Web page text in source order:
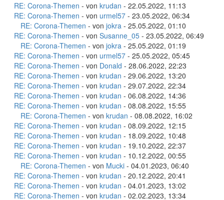
RE: Corona-Themen - von krudan - 22.05.2022, 11:13
RE: Corona-Themen - von urmel57 - 23.05.2022, 06:34
RE: Corona-Themen - von jokra - 25.05.2022, 01:10
RE: Corona-Themen - von Susanne_05 - 23.05.2022, 06:49
RE: Corona-Themen - von jokra - 25.05.2022, 01:19
RE: Corona-Themen - von urmel57 - 25.05.2022, 05:45
RE: Corona-Themen - von Donald - 28.06.2022, 22:23
RE: Corona-Themen - von krudan - 29.06.2022, 13:20
RE: Corona-Themen - von krudan - 29.07.2022, 22:34
RE: Corona-Themen - von krudan - 06.08.2022, 14:36
RE: Corona-Themen - von krudan - 08.08.2022, 15:55
RE: Corona-Themen - von krudan - 08.08.2022, 16:02
RE: Corona-Themen - von krudan - 08.09.2022, 12:15
RE: Corona-Themen - von krudan - 18.09.2022, 10:48
RE: Corona-Themen - von krudan - 19.10.2022, 22:37
RE: Corona-Themen - von krudan - 10.12.2022, 00:55
RE: Corona-Themen - von Mucki - 04.01.2023, 06:40
RE: Corona-Themen - von krudan - 20.12.2022, 20:41
RE: Corona-Themen - von krudan - 04.01.2023, 13:02
RE: Corona-Themen - von krudan - 02.02.2023, 13:34